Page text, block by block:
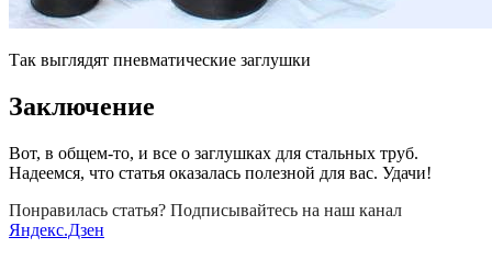
Так выглядят пневматические заглушки
Заключение
Вот, в общем-то, и все о заглушках для стальных труб.
Надеемся, что статья оказалась полезной для вас. Удачи!
Понравилась статья? Подписывайтесь на наш канал
Яндекс.Дзен